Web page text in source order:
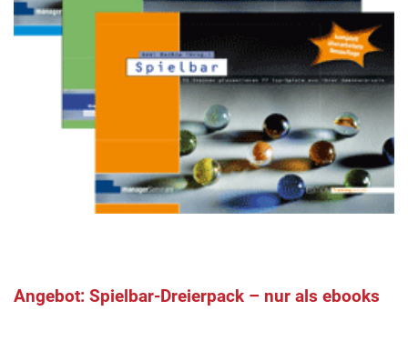
Angebot: Spielbar-Dreierpack – nur als ebooks